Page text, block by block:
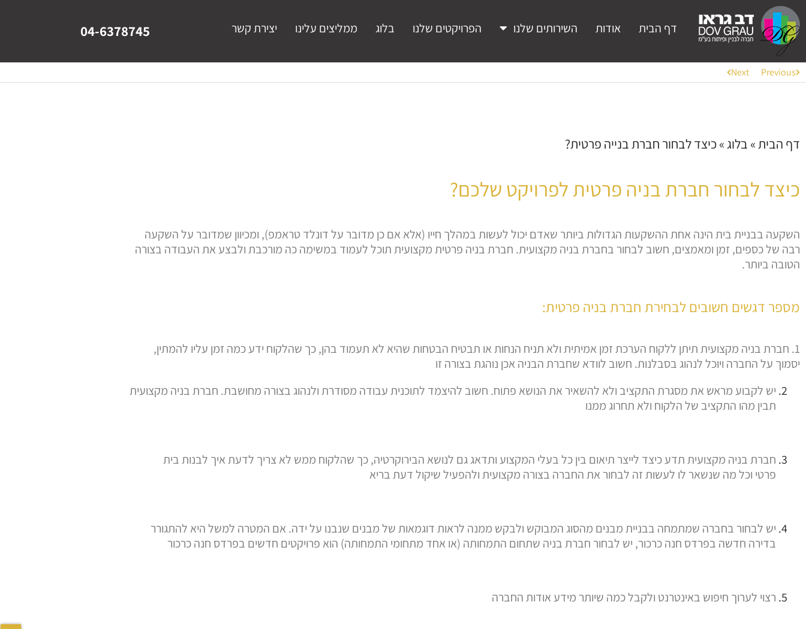
דף הבית אודות השירותים שלנו הפרויקטים שלנו בלוג ממליצים עלינו יצירת קשר 04-6378745
Previous
Next
דף הבית» בלוג»כיצד לבחור חברת בנייה פרטית?
כיצד לבחור חברת בניה פרטית לפרויקט שלכם?
השקעה בבניית בית הינה אחת ההשקעות הגדולות ביותר שאדם יכול לעשות במהלך חייו (אלא אם כן מדובר על דונלד טראמפ), ומכיוון שמדובר על השקעה
רבה של כספים, זמן ומאמצים, חשוב לבחור בחברת בניה מקצועית. חברת בניה פרטית מקצועית תוכל לעמוד במשימה כה מורכבת ולבצע את העבודה בצורה
הטובה ביותר.
מספר דגשים חשובים לבחירת חברת בניה פרטית:
1. חברת בניה מקצועית תיתן ללקוח הערכת זמן אמיתית ולא תניח הנחות או תבטיח הבטחות שהיא לא תעמוד בהן, כך שהלקוח ידע כמה זמן עליו להמתין,
יסמוך על החברה ויוכל לנהוג בסבלנות. חשוב לוודא שחברת הבניה אכן נוהגת בצורה זו
יש לקבוע מראש את מסגרת התקציב ולא להשאיר את הנושא פתוח. חשוב להיצמד לתוכנית עבודה מסודרת ולנהוג בצורה מחושבת. חברת בניה מקצועית
תבין מהו התקציב של הלקוח ולא תחרוג ממנו
חברת בניה מקצועית תדע כיצד לייצר תיאום בין כל בעלי המקצוע ותדאג גם לנושא הבירוקרטיה, כך שהלקוח ממש לא צריך לדעת איך לבנות בית
פרטי וכל מה שנשאר לו לעשות זה לבחור את החברה בצורה מקצועית ולהפעיל שיקול דעת בריא
יש לבחור בחברה שמתמחה בבניית מבנים מהסוג המבוקש ולבקש ממנה לראות דוגמאות של מבנים שנבנו על ידה. אם המטרה למשל היא להתגורר
בדירה חדשה בפרדס חנה כרכור, יש לבחור חברת בניה שתחום התמחותה (או אחד מתחומי התמחותה) הוא פרויקטים חדשים בפרדס חנה כרכור
רצוי לערוך חיפוש באינטרנט ולקבל כמה שיותר מידע אודות החברה